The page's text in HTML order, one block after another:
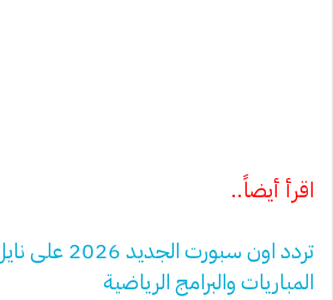
اقرأ أيضاً..
تردد اون
المباريات والبرامج الرياضية